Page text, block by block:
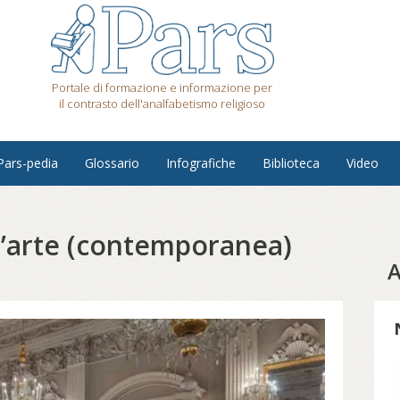
Portale di formazione e informazione per
il contrasto dell'analfabetismo religioso
pedia Glossario Infografiche Biblioteca Video
(contemporanea)